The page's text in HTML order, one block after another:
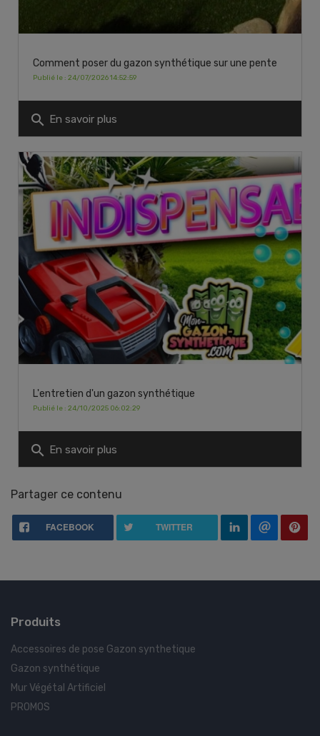
Comment poser du gazon synthétique sur une pente
Publié le : 24/07/2026 14:52:59
search En savoir plus
L'entretien d'un gazon synthétique
Publié le : 24/10/2025 06:02:29
search En savoir plus
Partager ce contenu
FACEBOOK TWITTER
Produits
Accessoires de pose Gazon synthetique
Gazon synthétique
Mur Végétal Artificiel
PROMOS